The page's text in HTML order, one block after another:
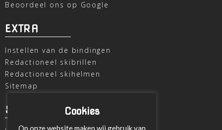
Beoordeel ons op Google
EXTRA
Instellen van de bindingen
Redactioneel skibrillen
Redactioneel skihelmen
Sitemap
SKI OUTLETCookies